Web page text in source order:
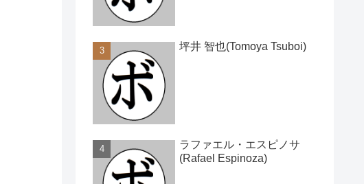
坪井 智也(Tomoya Tsuboi)
ラファエル・エスピノサ
(Rafael Espinoza)